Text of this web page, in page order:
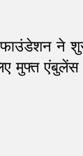
ने शुरु
मुफ्त एंबुलेंस